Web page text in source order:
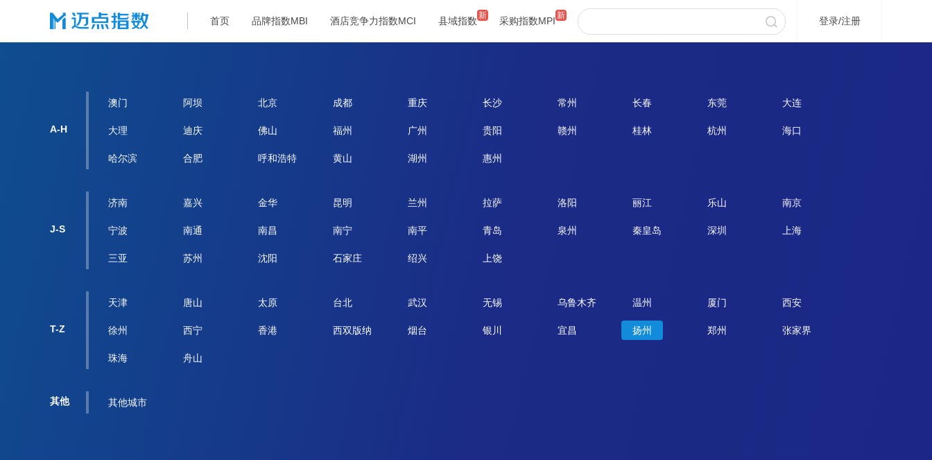
首页 品牌指数MBI 酒店竞争力指数MCI 县域指数 采购指数MPI 登录/注册
A-H
澳门 阿坝 北京 成都 重庆 长沙 常州 长春 东莞 大连
大理 迪庆 佛山 福州 广州 贵阳 赣州 桂林 杭州 海口
哈尔滨 合肥 呼和浩特 黄山 湖州 惠州
J-S
济南 嘉兴 金华 昆明 兰州 拉萨 洛阳 丽江 乐山 南京
宁波 南通 南昌 南宁 南平 青岛 泉州 秦皇岛 深圳 上海
三亚 苏州 沈阳 石家庄 绍兴 上饶
T-Z
天津 唐山 太原 台北 武汉 无锡 乌鲁木齐 温州 厦门 西安
徐州 西宁 香港 西双版纳 烟台 银川 宜昌 扬州 郑州 张家界
珠海 舟山
其他 其他城市